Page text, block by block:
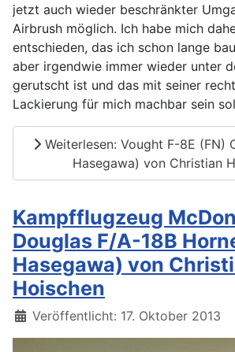
jetzt auch wieder beschränkter
Airbrush möglich. Ich habe mich
entschieden, das ich schon lange
aber irgendwie immer wieder unter
gerutscht ist und das mit seiner
Lackierung für mich machbar sein
Weiterlesen: Vought F-8E (FN)
Hasegawa) von Christian
Kampfflugzeug
Douglas F/A-18B
Hasegawa) von
Hoischen
Details
Veröffentlicht: 17. Oktober 2013